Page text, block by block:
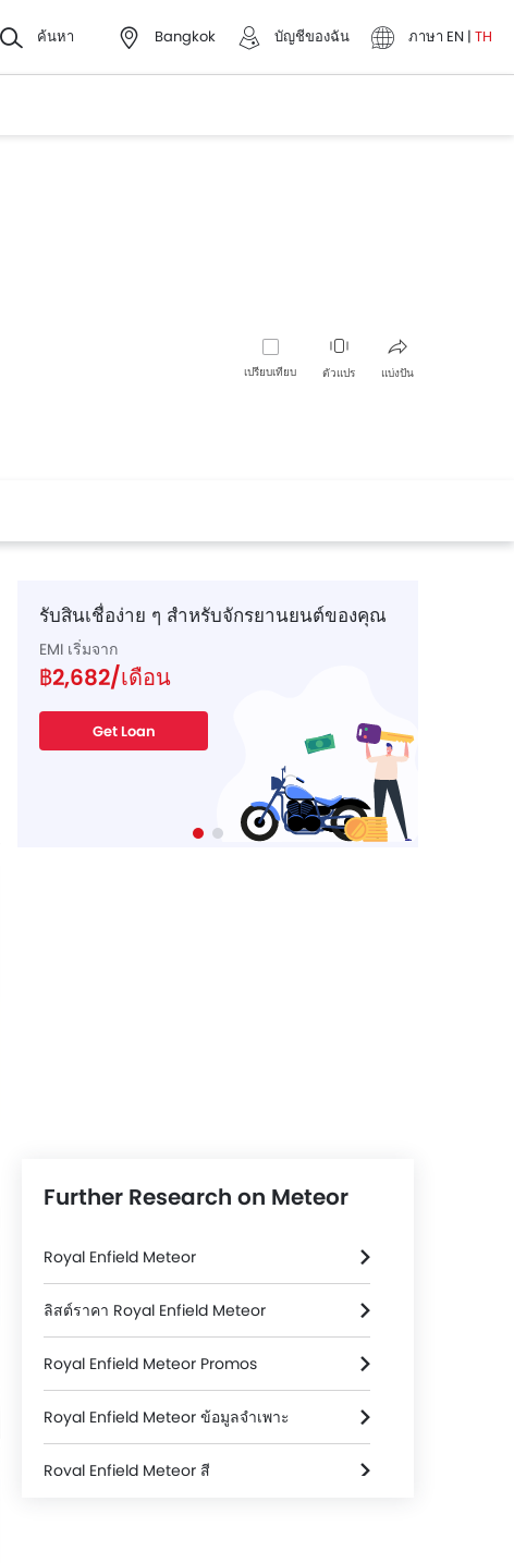
ค้นหา Bangkok บัญชีของฉัน ภาษา EN | TH
เปรียบเทียบ ตัวแปร แบ่งปัน
รับสินเชื่อง่าย ๆ สำหรับจักรยานยนต์ของคุณ
EMI เริ่มจาก
฿2,682/เดือน
Get Loan
Further Research on Meteor
Royal Enfield Meteor
ลิสต์ราคา Royal Enfield Meteor
Royal Enfield Meteor Promos
Royal Enfield Meteor ข้อมูลจำเพาะ
Royal Enfield Meteor สี